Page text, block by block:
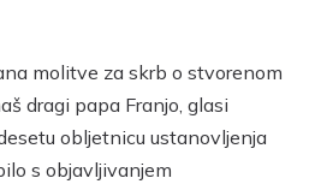
molitve za skrb o stvorenom
dragi papa Franjo, glasi
obljetnicu ustanovljenja
s objavljivanjem